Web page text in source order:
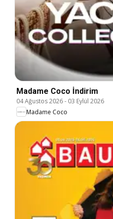
Madame Coco İndirim
04 Ağustos 2026- 03 Eylül 2026
Madame Coco